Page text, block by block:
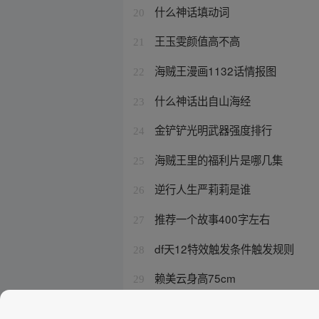
20 什么神话填动词
21 王玉雯颜值高不高
22 海贼王漫画1132话情报图
23 什么神话出自山海经
24 金铲铲光明武器强度排行
25 海贼王里的福利片是哪几集
26 逆行人生严莉莉是谁
27 推荐一个故事400字左右
28 df天12特效触发条件触发规则
29 赖美云身高75cm